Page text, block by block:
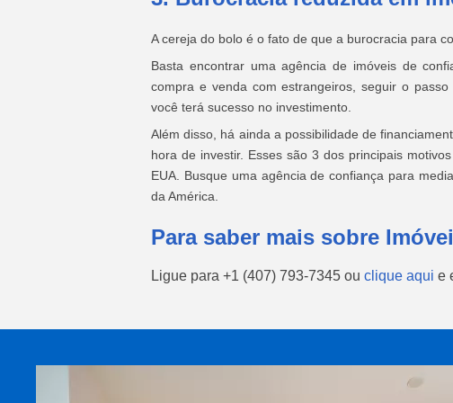
A cereja do bolo é o fato de que a burocracia para
Basta encontrar uma agência de imóveis de
compra e venda com estrangeiros, seguir o
você terá sucesso no investimento.
Além disso, há ainda a possibilidade de
hora de investir. Esses são 3 dos principais
EUA. Busque uma agência de confiança para
da América.
Para saber mais sobre
Ligue para +1 (407) 793-7345 ou clique aqui e